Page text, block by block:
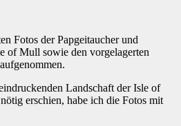
Fotos der Papgeitaucher und
of Mull sowie den vorgelagerten
Landschaft der Isle of
erschien, habe ich die Fotos mit